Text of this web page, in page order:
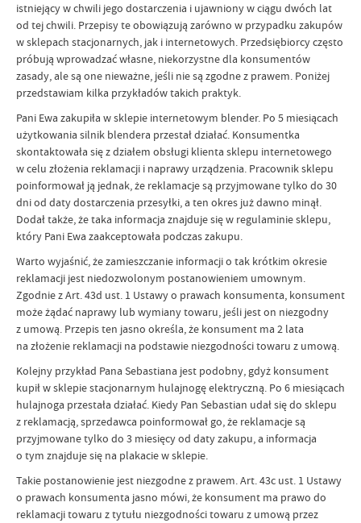
istniejący w chwili jego dostarczenia i ujawniony w ciągu dwóch lat
od tej chwili. Przepisy te obowiązują zarówno w przypadku zakupów
w sklepach stacjonarnych, jak i internetowych. Przedsiębiorcy często
próbują wprowadzać własne, niekorzystne dla konsumentów
zasady, ale są one nieważne, jeśli nie są zgodne z prawem. Poniżej
przedstawiam kilka przykładów takich praktyk.
Pani Ewa zakupiła w sklepie internetowym blender. Po 5 miesiącach
użytkowania silnik blendera przestał działać. Konsumentka
skontaktowała się z działem obsługi klienta sklepu internetowego
w celu złożenia reklamacji i naprawy urządzenia. Pracownik sklepu
poinformował ją jednak, że reklamacje są przyjmowane tylko do 30
dni od daty dostarczenia przesyłki, a ten okres już dawno minął.
Dodał także, że taka informacja znajduje się w regulaminie sklepu,
który Pani Ewa zaakceptowała podczas zakupu.
Warto wyjaśnić, że zamieszczanie informacji o tak krótkim okresie
reklamacji jest niedozwolonym postanowieniem umownym.
Zgodnie z Art. 43d ust. 1 Ustawy o prawach konsumenta, konsument
może żądać naprawy lub wymiany towaru, jeśli jest on niezgodny
z umową. Przepis ten jasno określa, że konsument ma 2 lata
na złożenie reklamacji na podstawie niezgodności towaru z umową.
Kolejny przykład Pana Sebastiana jest podobny, gdyż konsument
kupił w sklepie stacjonarnym hulajnogę elektryczną. Po 6 miesiącach
hulajnoga przestała działać. Kiedy Pan Sebastian udał się do sklepu
z reklamacją, sprzedawca poinformował go, że reklamacje są
przyjmowane tylko do 3 miesięcy od daty zakupu, a informacja
o tym znajduje się na plakacie w sklepie.
Takie postanowienie jest niezgodne z prawem. Art. 43c ust. 1 Ustawy
o prawach konsumenta jasno mówi, że konsument ma prawo do
reklamacji towaru z tytułu niezgodności towaru z umową przez